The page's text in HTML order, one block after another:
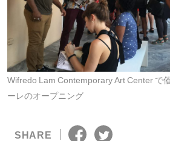
Wifredo Lam Contemporary Art Center で
ーレのオープニング
SHARE